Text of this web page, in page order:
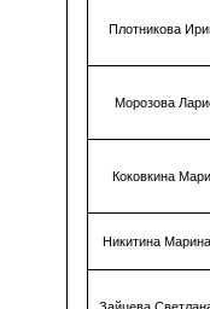
Плотникова
Морозова
Коковкина
Никитина